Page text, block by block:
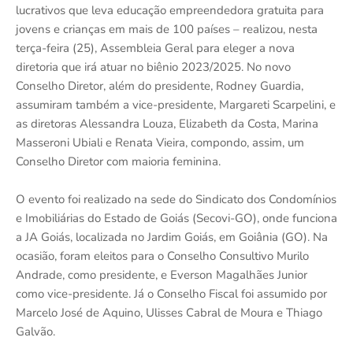
lucrativos que leva educação empreendedora gratuita para
jovens e crianças em mais de 100 países – realizou, nesta
terça-feira (25), Assembleia Geral para eleger a nova
diretoria que irá atuar no biênio 2023/2025. No novo
Conselho Diretor, além do presidente, Rodney Guardia,
assumiram também a vice-presidente, Margareti Scarpelini, e
as diretoras Alessandra Louza, Elizabeth da Costa, Marina
Masseroni Ubiali e Renata Vieira, compondo, assim, um
Conselho Diretor com maioria feminina.
O evento foi realizado na sede do Sindicato dos Condomínios
e Imobiliárias do Estado de Goiás (Secovi-GO), onde funciona
a JA Goiás, localizada no Jardim Goiás, em Goiânia (GO). Na
ocasião, foram eleitos para o Conselho Consultivo Murilo
Andrade, como presidente, e Everson Magalhães Junior
como vice-presidente. Já o Conselho Fiscal foi assumido por
Marcelo José de Aquino, Ulisses Cabral de Moura e Thiago
Galvão.